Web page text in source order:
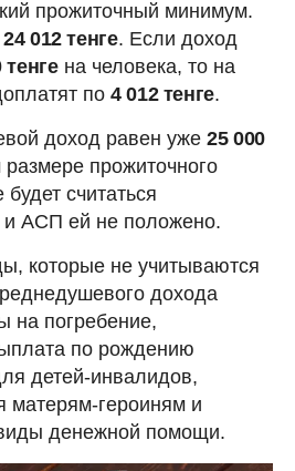
прожиточный минимум.
24 012 тенге. Если доход
тенгена человека, то на
по 4 012 тенге.
доход равен уже 25 000
размере прожиточного
считаться
и АСП ей не положено.
которые не учитываются
дохода
на погребение,
по рождению
детей-инвалидов,
матерям-героиням и
денежной помощи.